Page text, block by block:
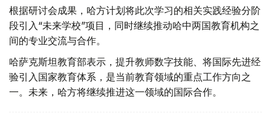
根据研讨会成果，哈方计划将此次学习的相关实践经验分阶
段引入“未来学校”项目，同时继续推动哈中两国教育机构之
间的专业交流与合作。
哈萨克斯坦教育部表示，提升教师数字技能、将国际先进经
验引入国家教育体系，是当前教育领域的重点工作方向之
一。未来，哈方将继续推进这一领域的国际合作。